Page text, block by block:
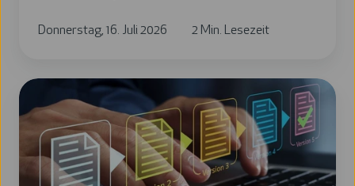
Donnerstag, 16. Juli 2026 2 Min. Lesezeit
Power
BI
Update
Juni
2026